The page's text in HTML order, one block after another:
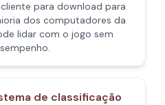
para download para
dos computadores da
lidar com o jogo sem
de classificação